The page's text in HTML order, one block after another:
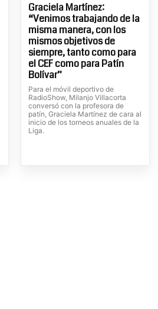
Graciela Martínez:
“Venimos trabajando de la
misma manera, con los
mismos objetivos de
siempre, tanto como para
el CEF como para Patín
Bolívar”
Para el móvil deportivo de
RadioShow, Milanjo Villacorta
conversó con la profesora de
patín, Graciela Martínez de cara al
inicio de los torneos anuales de la
Liga.